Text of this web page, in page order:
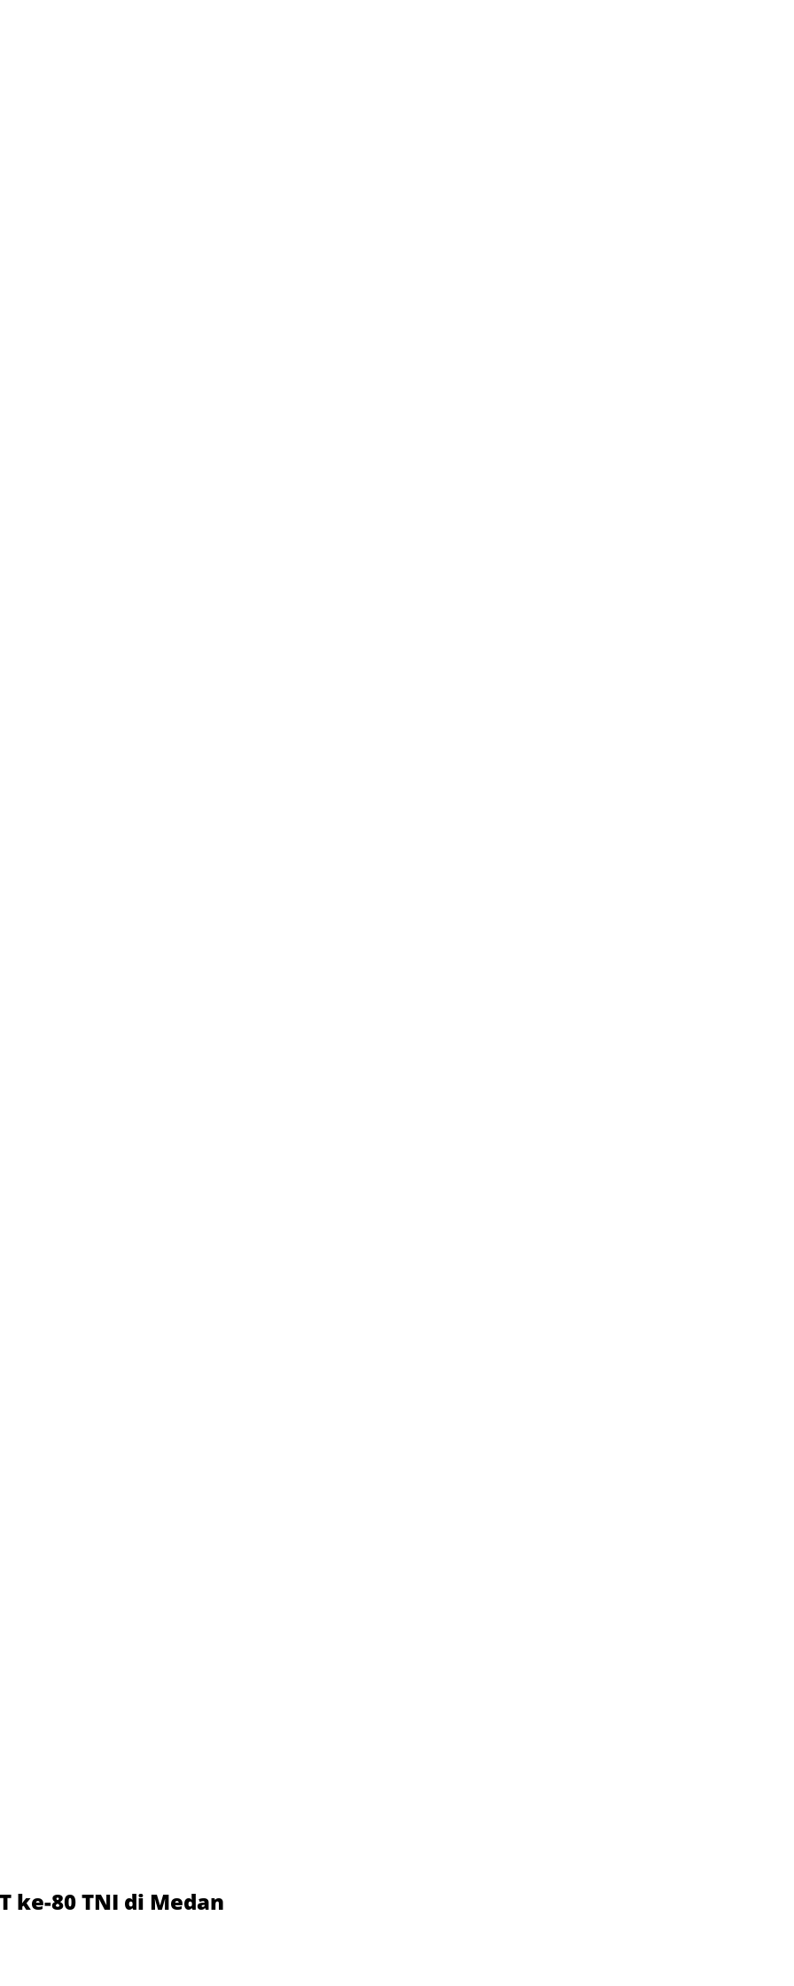
ke-80 TNI di Medan